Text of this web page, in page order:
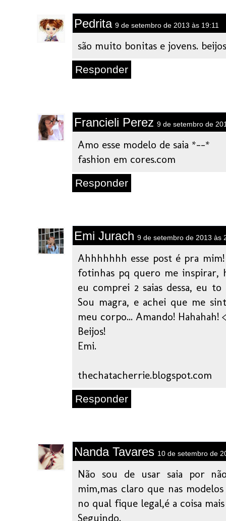
Pedrita 9 de setembro de 2013 às 19:11
são muito bonitas e jovens.
Responder
Francieli Perez 9 de setembro de
Amo esse modelo de saia *--*
fashion em cores.com
Responder
Emi Jurach 9 de setembro de 2013 às
Ahhhhhhh esse post é pra mim!
fotinhas pq quero me inspirar,
eu comprei 2 saias dessa, eu to
Sou magra, e achei que me
meu corpo... Amando! Hahahah!
Beijos!
Emi.
thechatacherrie.blogspot.com
Responder
Nanda Tavares 10 de setembro de
Não sou de usar saia por
mim,mas claro que nas
no qual fique legal,é a coisa
Seguindo.